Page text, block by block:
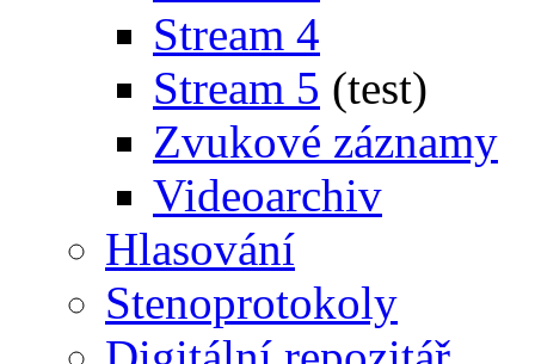
Stream 4
Stream 5 (test)
Zvukové záznamy
Videoarchiv
Hlasování
Stenoprotokoly